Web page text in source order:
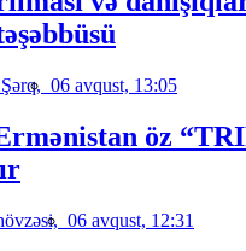
06 avqust, 13:05
öz
06 avqust, 12:31